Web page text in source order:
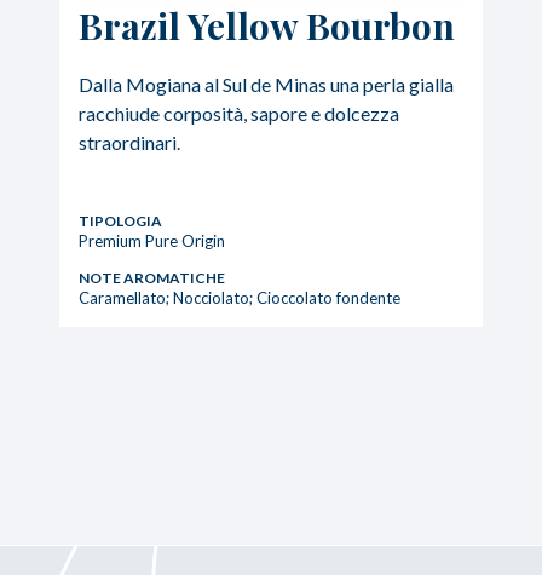
Brazil Yellow Bourbon
Dalla Mogiana al Sul de Minas una perla gialla
racchiude corposità, sapore e dolcezza
straordinari.
TIPOLOGIA
Premium Pure Origin
NOTE AROMATICHE
Caramellato; Nocciolato; Cioccolato fondente